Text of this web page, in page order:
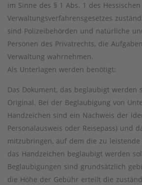
im Sinne des § 1 Abs. 1 des Hessischen
Verwaltungsverfahrensgesetzes
sind Polizeibehörden und natürliche
Personen des Privatrechts, die
Verwaltung wahrnehmen.
Als Unterlagen werden benötigt:
Das Dokument, das beglaubigt werden
Original. Bei der Beglaubigung von
Handzeichen sind ein Nachweis der
Personalausweis oder Reisepass) und
mitzubringen, auf dem die zu
das Handzeichen beglaubigt werden
Beglaubigungen sind grundsätzlich
die Höhe der Gebühr erteilt die